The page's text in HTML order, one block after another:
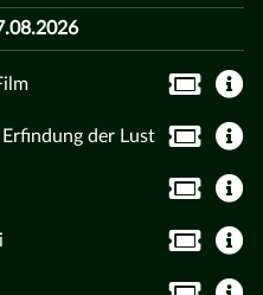
der Lust